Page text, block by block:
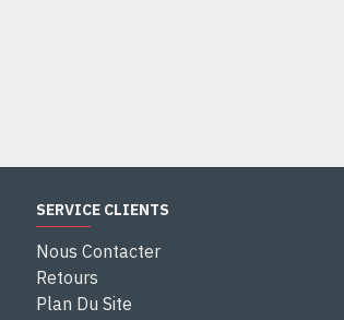
SERVICE CLIENTS
Nous Contacter
Retours
Plan Du Site